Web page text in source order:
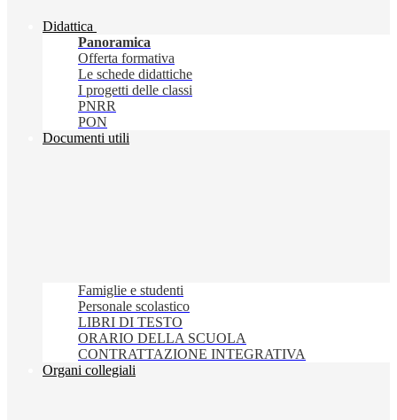
Didattica
Panoramica
Offerta formativa
Le schede didattiche
I progetti delle classi
PNRR
PON
Documenti utili
Famiglie e studenti
Personale scolastico
LIBRI DI TESTO
ORARIO DELLA SCUOLA
CONTRATTAZIONE INTEGRATIVA
Organi collegiali